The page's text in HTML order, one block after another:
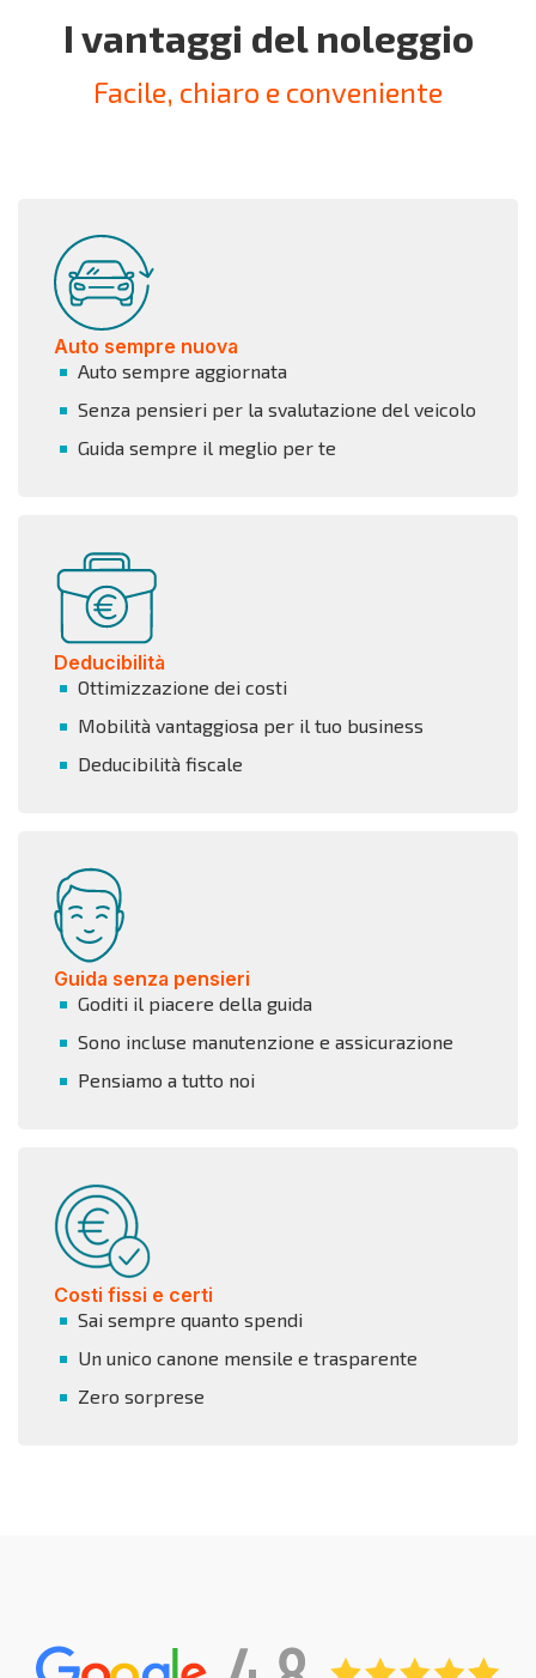
I vantaggi del noleggio
Facile, chiaro e conveniente
Auto sempre nuova
Auto sempre aggiornata
Senza pensieri per la svalutazione del veicolo
Guida sempre il meglio per te
Deducibilità
Ottimizzazione dei costi
Mobilità vantaggiosa per il tuo business
Deducibilità fiscale
Guida senza pensieri
Goditi il piacere della guida
Sono incluse manutenzione e assicurazione
Pensiamo a tutto noi
Costi fissi e certi
Sai sempre quanto spendi
Un unico canone mensile e trasparente
Zero sorprese